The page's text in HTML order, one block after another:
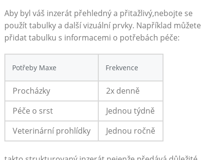
Aby byl váš inzerát přehledný⁤ a přitažlivý,nebojte ‌se
použít tabulky a další vizuální prvky. Například ‌můžete
přidat tabulku s‌ informacemi o potřebách ⁣péče:
Potřeby‍ Maxe Frekvence
Procházky
2x denně
Péče ‌o srst
Jednou ⁤týdně
Veterinární prohlídky
Jednou ročně